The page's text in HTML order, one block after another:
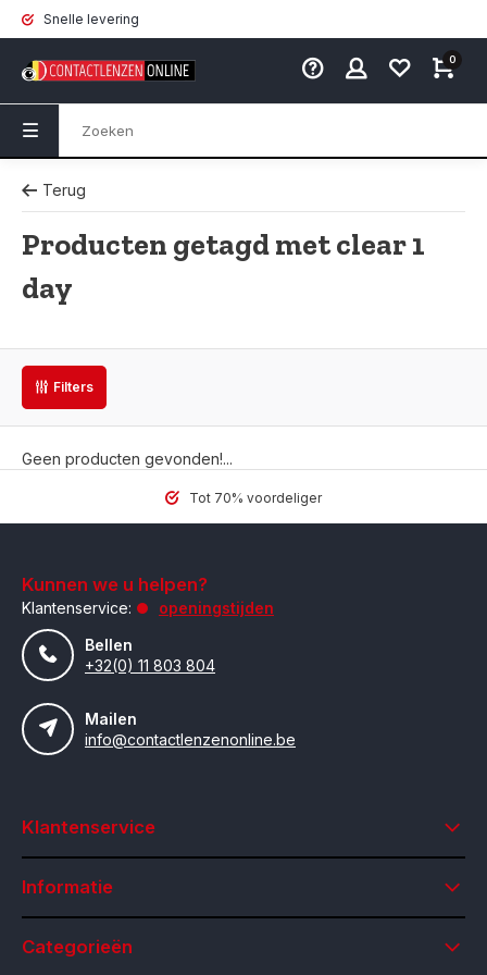
Snelle levering
0
Terug
Producten getagd met clear 1
day
Filters
Geen producten gevonden!...
Tot 70% voordeliger
Kunnen we u helpen?
Klantenservice:
openingstijden
Bellen
+32(0) 11 803 804
Mailen
info@contactlenzenonline.be
Klantenservice
Informatie
Categorieën